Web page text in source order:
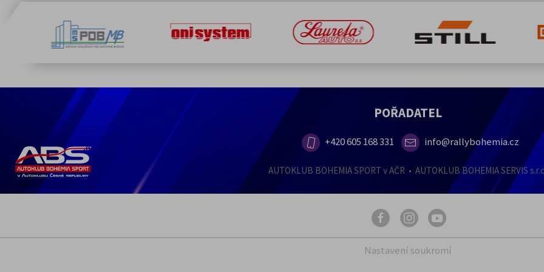
POŘADATEL
+420 605 168 331 info@rallybohemia.cz
AUTOKLUB BOHEMIA SPORT v AČR • AUTOKLUB BOHEMIA SERVIS
Nastavení soukromí
Mozilla Firefox